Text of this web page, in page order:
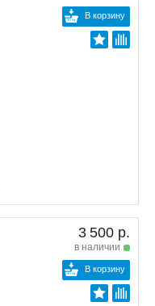
В корзину
3 500 р.
в наличии
В корзину